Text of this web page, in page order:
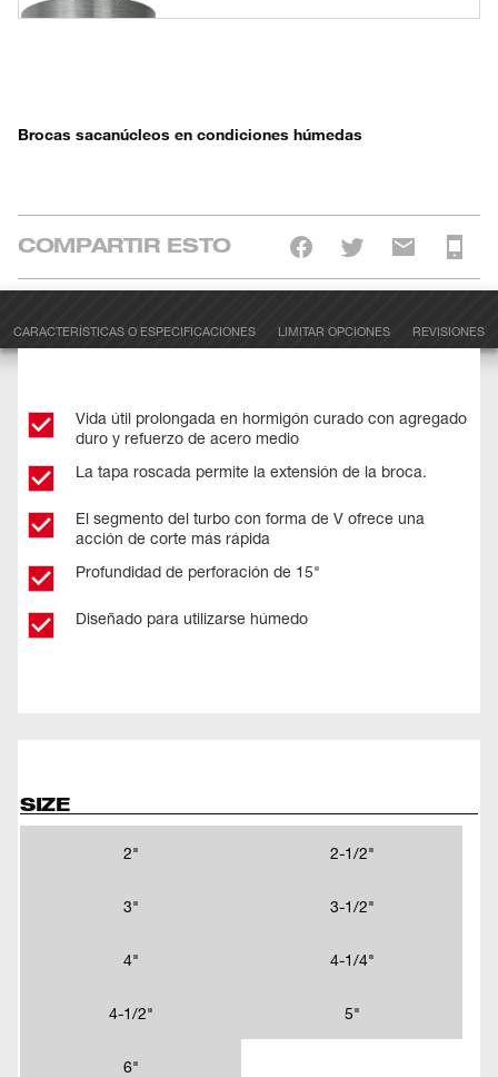
Brocas sacanúcleos en condiciones húmedas
COMPARTIR ESTO
CARACTERÍSTICAS O ESPECIFICACIONES LIMITAR OPCIONES REVISIONES
Vida útil prolongada en hormigón curado con agregado
duro y refuerzo de acero medio
La tapa roscada permite la extensión de la broca.
El segmento del turbo con forma de V ofrece una
acción de corte más rápida
Profundidad de perforación de 15"
Diseñado para utilizarse húmedo
SIZE
2" 2-1/2"
3" 3-1/2"
4" 4-1/4"
4-1/2" 5"
6"